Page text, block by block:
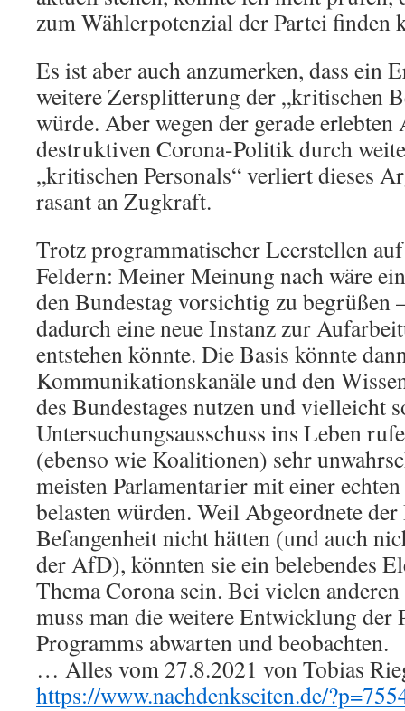
zum Wählerpotenzial der Partei finden
Es ist aber auch anzumerken, dass ein
weitere Zersplitterung der „kritischen
würde. Aber wegen der gerade erlebten
destruktiven Corona-Politik durch
„kritischen Personals“ verliert dieses
rasant an Zugkraft.
Trotz programmatischer Leerstellen
Feldern: Meiner Meinung nach wäre
den Bundestag vorsichtig zu begrüßen
dadurch eine neue Instanz zur
entstehen könnte. Die Basis könnte
Kommunikationskanäle und den
des Bundestages nutzen und vielleicht
Untersuchungsausschuss ins Leben
(ebenso wie Koalitionen) sehr
meisten Parlamentarier mit einer
belasten würden. Weil Abgeordnete der
Befangenheit nicht hätten (und auch
der AfD), könnten sie ein belebendes
Thema Corona sein. Bei vielen
muss man die weitere Entwicklung der
Programms abwarten und beobachten.
… Alles vom 27.8.2021 von Tobias
https://www.nachdenkseiten.de/